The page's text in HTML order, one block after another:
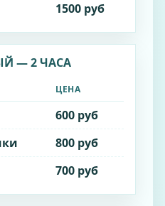
1500 руб
— 2 ЧАСА
ЦЕНА
600 руб
800 руб
700 руб